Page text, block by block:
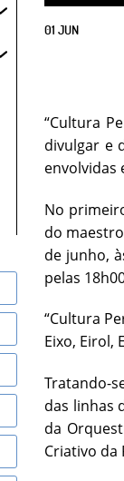
01 JUN
“Cultura
divulgar e
envolvidas
No
do
de junho,
pelas
“Cultura
Eixo, Eirol,
Tratando-
das linhas
da
Criativo da